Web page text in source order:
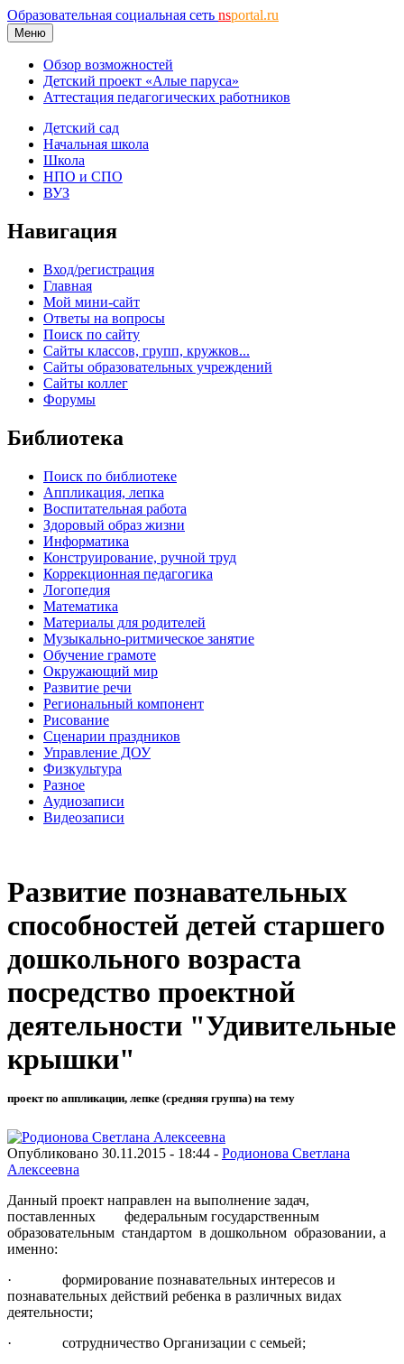
Образовательная социальная сеть nsportal.ru
Меню
Обзор возможностей
Детский проект «Алые паруса»
Аттестация педагогических работников
Детский сад
Начальная школа
Школа
НПО и СПО
ВУЗ
Навигация
Вход/регистрация
Главная
Мой мини-сайт
Ответы на вопросы
Поиск по сайту
Сайты классов, групп, кружков...
Сайты образовательных учреждений
Сайты коллег
Форумы
Библиотека
Поиск по библиотеке
Аппликация, лепка
Воспитательная работа
Здоровый образ жизни
Информатика
Конструирование, ручной труд
Коррекционная педагогика
Логопедия
Математика
Материалы для родителей
Музыкально-ритмическое занятие
Обучение грамоте
Окружающий мир
Развитие речи
Региональный компонент
Рисование
Сценарии праздников
Управление ДОУ
Физкультура
Разное
Аудиозаписи
Видеозаписи
Развитие познавательных
способностей детей старшего
дошкольного возраста
посредство проектной
деятельности "Удивительные
крышки"
проект по аппликации, лепке (средняя группа) на тему
Опубликовано 30.11.2015 - 18:44 - Родионова Светлана
Алексеевна
Данный проект направлен на выполнение задач,
поставленных федеральным государственным
образовательным стандартом в дошкольном образовании, а
именно:
· формирование познавательных интересов и
познавательных действий ребенка в различных видах
деятельности;
· сотрудничество Организации с семьей;